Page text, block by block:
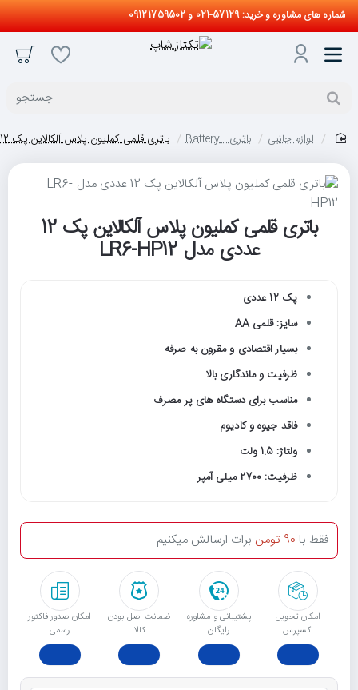
شماره های مشاوره و خرید: 57129-021 و 09121759502
جستجو
لوازم جانبی باتری | Battery باتری قلمی کملیون پلاس آلکالاین پک 12 عددی مدل LR6-HP12
باتری قلمی کملیون پلاس آلکالاین پک 12
عددی مدل LR6-HP12
پک 12 عددی
سایز: قلمی AA
بسیار اقتصادی و مقرون به صرفه
ظرفیت و ماندگاری بالا
مناسب برای دستگاه های پر مصرف
فاقد جیوه و کادیوم
ولتاژ: 1.5 ولت
ظرفیت: 2700 میلی آمپر
امکان تحویل
اکسپرس
پشتیبانی و مشاوره
رایگان
ﺿﻤﺎﻧﺖ اﺻﻞ ﺑﻮدن
ﮐﺎﻟﺎ
امکان صدور فاکتور
رسمی
فقط با 90 تومن برات ارسالش میکنیم